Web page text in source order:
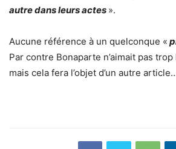
autre dans leurs actes ».
Aucune référence à un quelconque «
Par contre Bonaparte n’aimait pas
mais cela fera l’objet d’un autre